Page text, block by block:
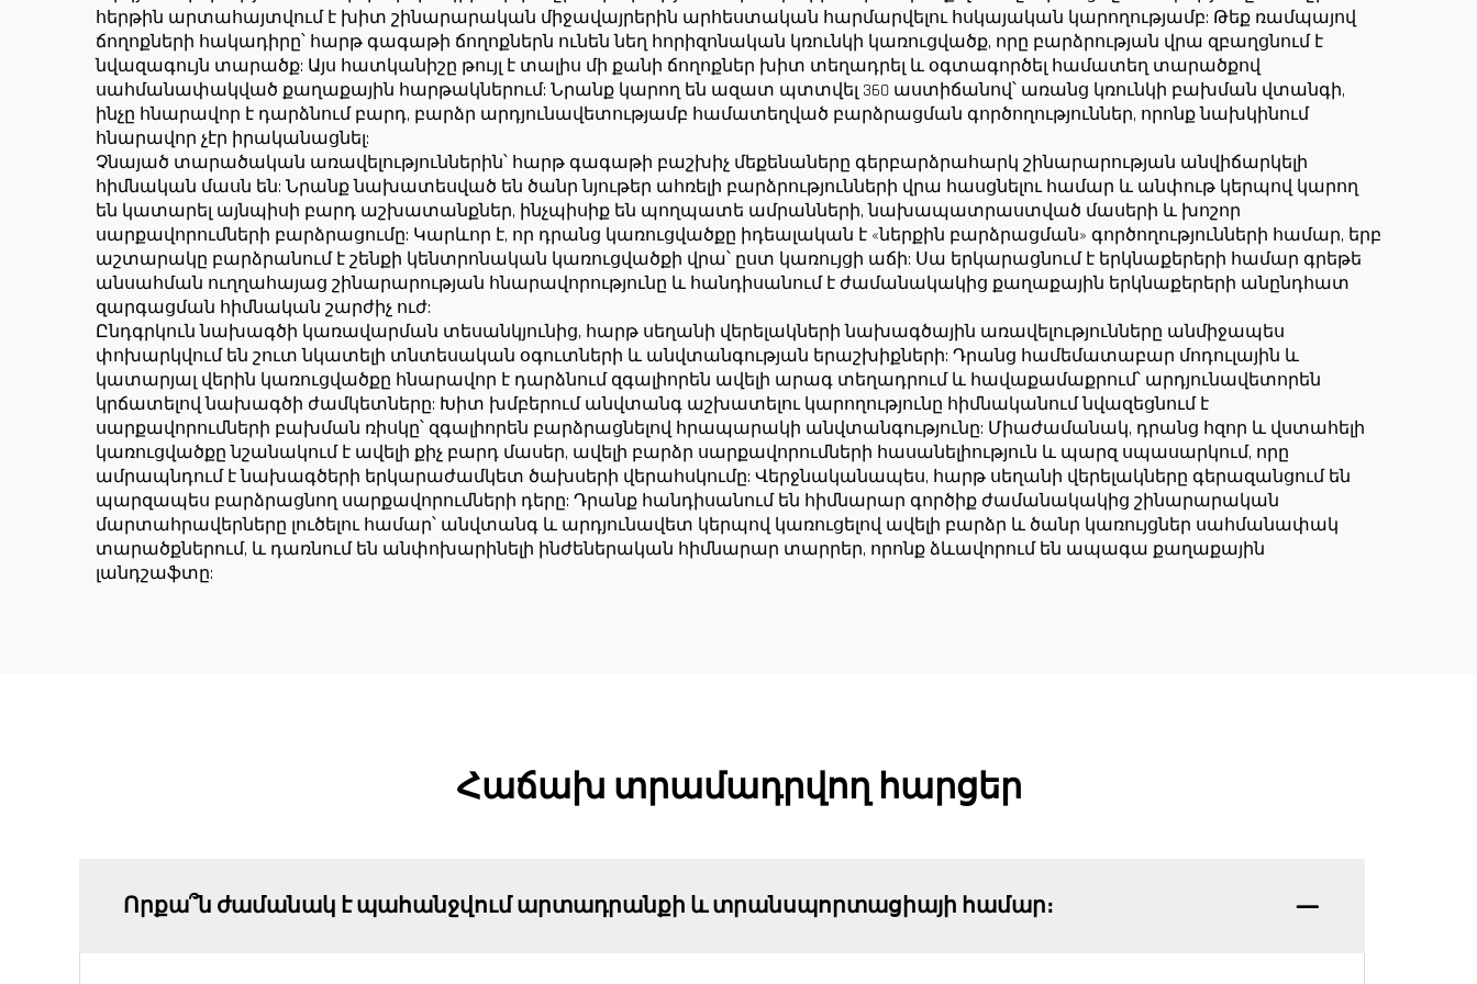
ստորին մաս
սարքավորումներ և
սարքեր վաճառքի
համար
հերթին արտահայտվում է խիտ շինարարական միջավայրերին արհեստական հարմարվելու հսկայական կարողությամբ: Թեք ռամպայով
ճողոքների հակադիրը՝ հարթ գագաթի ճողոքներն ունեն նեղ հորիզոնական կռունկի կառուցվածք, որը բարձրության վրա զբաղցնում է
նվազագույն տարածք: Այս հատկանիշը թույլ է տալիս մի քանի ճողոքներ խիտ տեղադրել և օգտագործել համատեղ տարածքով
սահմանափակված քաղաքային հարթակներում: Նրանք կարող են ազատ պտտվել 360 աստիճանով՝ առանց կռունկի բախման վտանգի,
ինչը հնարավոր է դարձնում բարդ, բարձր արդյունավետությամբ համատեղված բարձրացման գործողություններ, որոնք նախկինում
հնարավոր չէր իրականացնել:
Չնայած տարածական առավելություններին՝ հարթ գագաթի բաշխիչ մեքենաները գերբարձրահարկ շինարարության անվիճարկելի
հիմնական մասն են: Նրանք նախատեսված են ծանր նյութեր ահռելի բարձրությունների վրա հասցնելու համար և անփութ կերպով կարող
են կատարել այնպիսի բարդ աշխատանքներ, ինչպիսիք են պողպատե ամրանների, նախապատրաստված մասերի և խոշոր
սարքավորումների բարձրացումը: Կարևոր է, որ դրանց կառուցվածքը իդեալական է «ներքին բարձրացման» գործողությունների համար, երբ
աշտարակը բարձրանում է շենքի կենտրոնական կառուցվածքի վրա՝ ըստ կառույցի աճի: Սա երկարացնում է երկնաքերերի համար գրեթե
անսահման ուղղահայաց շինարարության հնարավորությունը և հանդիսանում է ժամանակակից քաղաքային երկնաքերերի անընդհատ
զարգացման հիմնական շարժիչ ուժ:
Ընդգրկուն նախագծի կառավարման տեսանկյունից, հարթ սեղանի վերելակների նախագծային առավելությունները անմիջապես
փոխարկվում են շուտ նկատելի տնտեսական օգուտների և անվտանգության երաշխիքների: Դրանց համեմատաբար մոդուլային և
կատարյալ վերին կառուցվածքը հնարավոր է դարձնում զգալիորեն ավելի արագ տեղադրում և հավաքամաքրում՝ արդյունավետորեն
կրճատելով նախագծի ժամկետները: Խիտ խմբերում անվտանգ աշխատելու կարողությունը հիմնականում նվազեցնում է
սարքավորումների բախման ռիսկը՝ զգալիորեն բարձրացնելով հրապարակի անվտանգությունը: Միաժամանակ, դրանց հզոր և վստահելի
կառուցվածքը նշանակում է ավելի քիչ բարդ մասեր, ավելի բարձր սարքավորումների հասանելիություն և պարզ սպասարկում, որը
ամրապնդում է նախագծերի երկարաժամկետ ծախսերի վերահսկումը: Վերջնականապես, հարթ սեղանի վերելակները գերազանցում են
պարզապես բարձրացնող սարքավորումների դերը: Դրանք հանդիսանում են հիմնարար գործիք ժամանակակից շինարարական
մարտահրավերները լուծելու համար՝ անվտանգ և արդյունավետ կերպով կառուցելով ավելի բարձր և ծանր կառույցներ սահմանափակ
տարածքներում, և դառնում են անփոխարինելի ինժեներական հիմնարար տարրեր, որոնք ձևավորում են ապագա քաղաքային
լանդշաֆտը:
Հաճախ տրամադրվող հարցեր
Որքա՞ն ժամանակ է պահանջվում արտադրանքի և տրանսպորտացիայի համար։